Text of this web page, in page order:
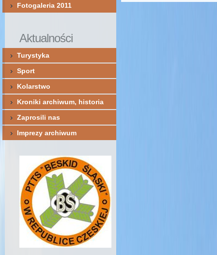
Fotogaleria 2011
Aktualności
Turystyka
Sport
Kolarstwo
Kroniki archiwum, historia
Zaprosili nas
Imprezy archiwum